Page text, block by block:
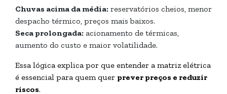
Chuvas acima da média: reservatórios cheios, menor
despacho térmico, preços mais baixos.
Seca prolongada: acionamento de térmicas,
aumento do custo e maior volatilidade.
Essa lógica explica por que entender a matriz elétrica
é essencial para quem quer prever preços e reduzir
riscos.